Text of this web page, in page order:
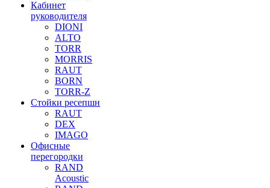
Кабинет
руководителя
DIONI
ALTO
TORR
MORRIS
RAUT
BORN
TORR-Z
Стойки ресепшн
RAUT
DEX
IMAGO
Офисные
перегородки
RAND
Acoustic